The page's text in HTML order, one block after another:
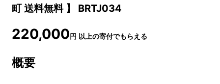
町 送料無料 】 BRTJ034
220,000円 以上の寄付でもらえる
概要